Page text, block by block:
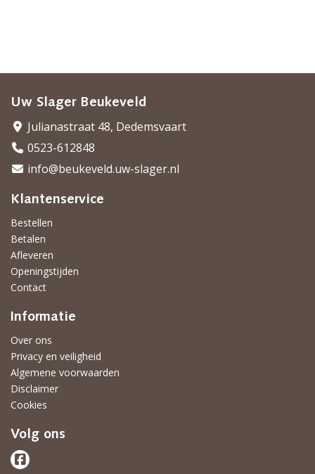
Uw Slager Beukeveld
Julianastraat 48, Dedemsvaart
0523-612848
info@beukeveld.uw-slager.nl
Klantenservice
Bestellen
Betalen
Afleveren
Openingstijden
Contact
Informatie
Over ons
Privacy en veiligheid
Algemene voorwaarden
Disclaimer
Cookies
Volg ons